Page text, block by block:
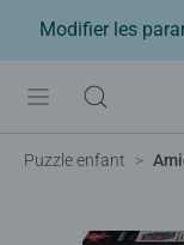
Modifier les
Puzzle enfant